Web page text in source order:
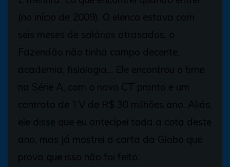
(no início de 2009). O elenco estava com
seis meses de salários atrasados, o
Fazendão não tinha campo decente,
academia, fisiologia... Ele encontrou o time
na Série A, com o novo CT pronto e um
contrato de TV de R$ 30 milhões ano. Aliás,
ele disse que eu antecipei toda a cota deste
ano, mas já mostrei a carta da Globo que
prova que isso não foi feito.